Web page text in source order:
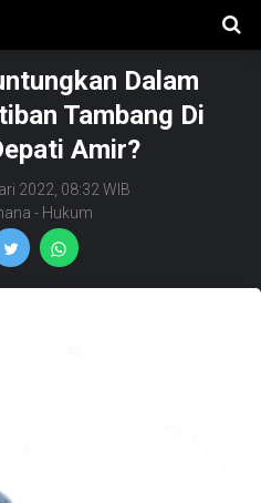
Dalam
Tambang Di
Amir?
2022, 08:32 WIB
- Hukum